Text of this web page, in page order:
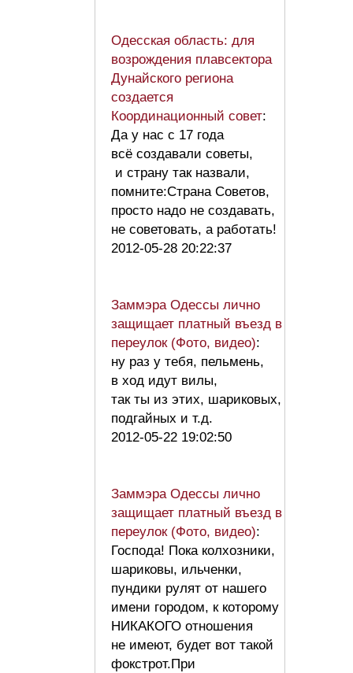
Одесская область: для
возрождения плавсектора
Дунайского региона
создается
Координационный совет:
Да у нас с 17 года
всё создавали советы,
и страну так назвали,
помните:Страна Советов,
просто надо не создавать,
не советовать, а работать!
2012-05-28 20:22:37
Заммэра Одессы лично
защищает платный въезд в
переулок (Фото, видео):
ну раз у тебя, пельмень,
в ход идут вилы,
так ты из этих, шариковых,
подгайных и т.д.
2012-05-22 19:02:50
Заммэра Одессы лично
защищает платный въезд в
переулок (Фото, видео):
Господа! Пока колхозники,
шариковы, ильченки,
пундики рулят от нашего
имени городом, к которому
НИКАКОГО отношения
не имеют, будет вот такой
фокстрот.При